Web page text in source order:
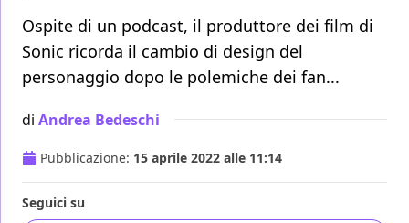
Ospite di un podcast, il produttore dei film di
Sonic ricorda il cambio di design del
personaggio dopo le polemiche dei fan...
di Andrea Bedeschi
Pubblicazione: 15 aprile 2022 alle 11:14
Seguici su